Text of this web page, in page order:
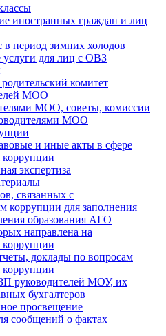
иностранных граждан и лиц
период зимних холодов
услуги для лиц с ОВЗ
комитет
МОО
МОО, советы, комиссии
МОО
и иные акты в сфере
коррупции
экспертиза
связанных с
коррупции для заполнения
образования АГО
направлена на
коррупции
доклады по вопросам
коррупции
руководителей МОУ, их
бухгалтеров
просвещение
сообщений о фактах